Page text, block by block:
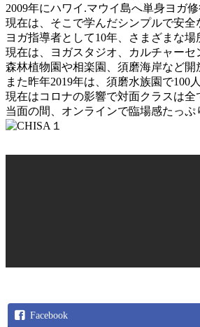
2009年にハワイ.マウイ島へ単身ヨガ修
現在は、そこで学んだシンプルで安全
ヨガ指導者として10年、さまざまな
現在は、ヨガスタジオ、カルチャー
森林植物園や相楽園、須磨海岸など開
また昨年2019年は、須磨水族園で100
現在はコロナの影響で対面クラスは
当面の間、オンラインで臨場感たっぷ
Facebook